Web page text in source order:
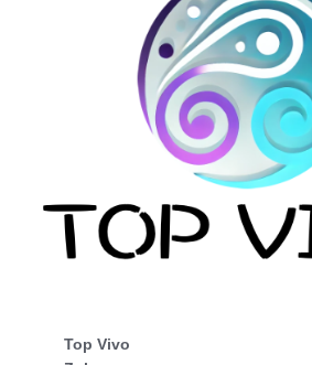
Top Vivo